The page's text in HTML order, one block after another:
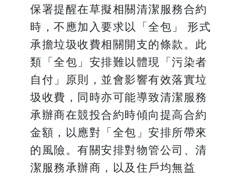
保署提醒在草擬相關清潔服務合約
時，不應加入要求以「全包」 形式
承擔垃圾收費相關開支的條款。此
類「全包」安排難以體現「污染者
自付」原則，並會影響有效落實垃
圾收費，同時亦可能導致清潔服務
承辦商在競投合約時傾向提高合約
金額，以應對「全包」安排所帶來
的風險。有關安排對物管公司、清
潔服務承辦商，以及住戶均無益